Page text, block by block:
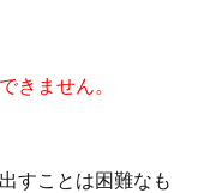
きません。
すことは困難なも